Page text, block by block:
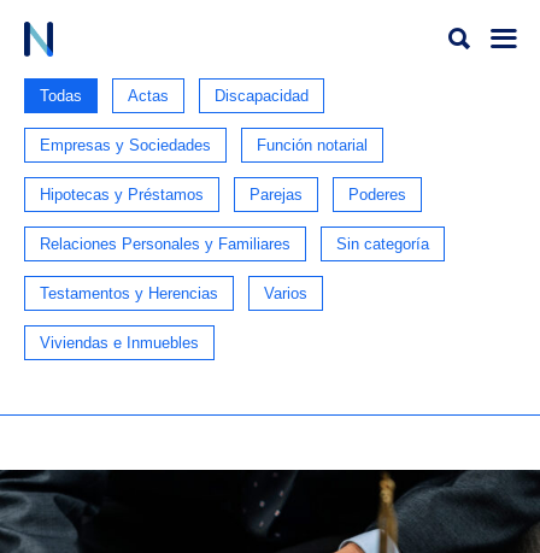
Todas Actas Discapacidad
Empresas y Sociedades Función notarial
Hipotecas y Préstamos Parejas Poderes
Relaciones Personales y Familiares Sin categoría
Testamentos y Herencias Varios
Viviendas e Inmuebles